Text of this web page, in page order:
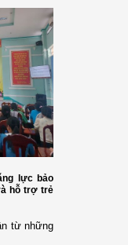
lực bảo
hỗ trợ trẻ
từ những